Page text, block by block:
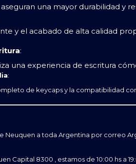
aseguran una mayor durabilidad y
y el acabado de alta calidad
:
una experiencia de escritura
:
de keycaps y la compatibilidad
Neuquen a toda Argentina por correo
Capital 8300 , estamos de 10:00 hs a